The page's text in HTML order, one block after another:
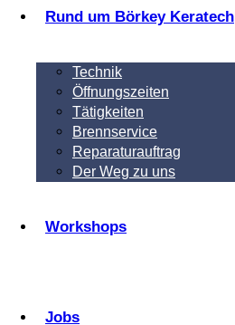
Rund um Börkey Keratech
Technik
Öffnungszeiten
Tätigkeiten
Brennservice
Reparaturauftrag
Der Weg zu uns
Workshops
Jobs